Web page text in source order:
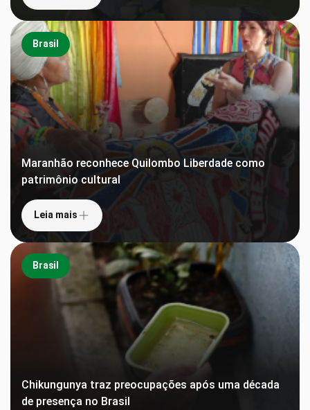
Brasil
Maranhão reconhece Quilombo Liberdade como
patrimônio cultural
Leia mais
Brasil
Chikungunya traz preocupações após uma década
de presença no Brasil